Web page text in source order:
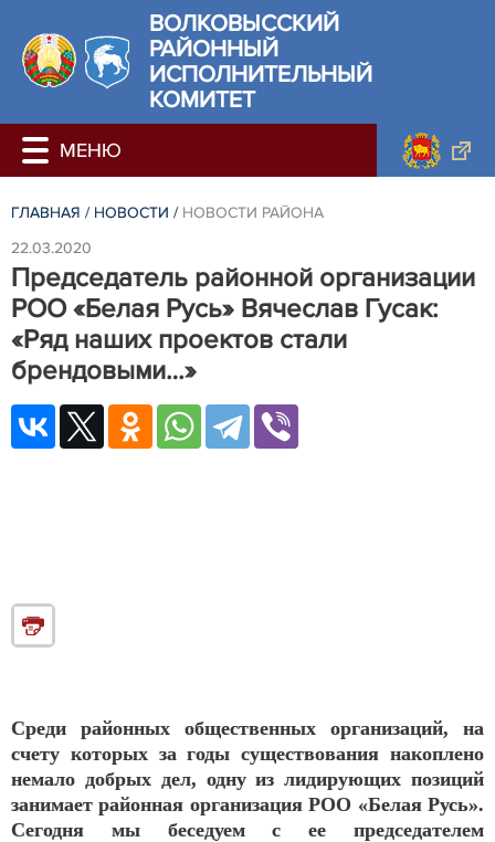
ВОЛКОВЫССКИЙ
РАЙОННЫЙ
ИСПОЛНИТЕЛЬНЫЙ
КОМИТЕТ
ГЛАВНАЯ / НОВОСТИ / НОВОСТИ РАЙОНА
22.03.2020
Председатель районной организации
РОО «Белая Русь» Вячеслав Гусак:
«Ряд наших проектов стали
брендовыми…»
Среди районных общественных организаций, на
счету которых за годы существования накоплено
немало добрых дел, одну из лидирующих позиций
занимает районная организация РОО «Белая Русь».
Сегодня мы беседуем с ее председателем